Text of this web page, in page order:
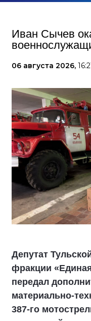
Иван Сычев
06 августа 2026,
Депутат
фракции
передал
материально-
387-го